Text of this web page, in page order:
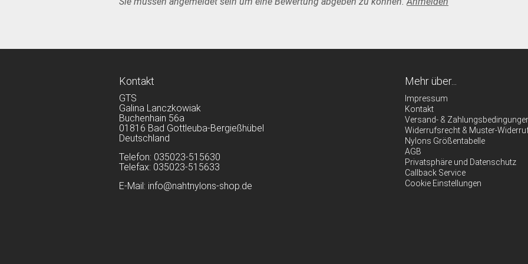
Kontakt
GTS
Galina Lanczkowiak
Buchenhain 56a
01816 Bad Gottleuba-Bergießhübel
Deutschland
Telefon: 035023-515630
Telefax: 035023-515633
E-Mail: info@nahtnylons-shop.de
Mehr über...
Impressum
Kontakt
Versand- &
Widerrufsrecht & Muster-
Nylons Größentabelle
AGB
Privatsphäre und Datenschutz
Callback Service
Cookie Einstellungen